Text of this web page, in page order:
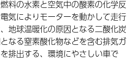
料の水素と空気中の酸素の化学反
気によりモーターを動かして走行
地球温暖化の原因となる二酸化炭
なる窒素酸化物などを含む排気ガ
排出する、環境にやさしい車で